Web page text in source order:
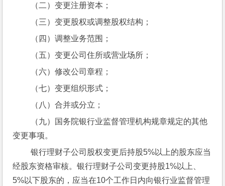
（二）变更注册资本；
（三）变更股权或调整股权结构；
（四）调整业务范围；
（五）变更公司住所或营业场所；
（六）修改公司章程；
（七）变更组织形式；
（八）合并或分立；
变更事项。
银行理财子公司股权变更后持股5%以上的股东应当
经股东资格审核。银行理财子公司变更持股1%以上、
5%以下股东的，应当在10个工作日内向银行业监督管理